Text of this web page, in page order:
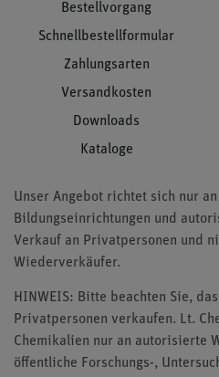
Bestellvorgang
Schnellbestellformular
Zahlungsarten
Versandkosten
Downloads
Kataloge
Unser Angebot richtet sich nur
Bildungseinrichtungen und
Verkauf an Privatpersonen und
Wiederverkäufer.
HINWEIS: Bitte beachten Sie,
Privatpersonen verkaufen. Lt.
Chemikalien nur an autorisierte
öffentliche Forschungs-,